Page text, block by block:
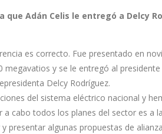
Adán Celis le entregó a Delcy
es correcto. Fue presentado en
megavatios y se le entregó al
Delcy Rodríguez.
del sistema eléctrico nacional y
cabo todos los planes del sector es a
presentar algunas propuestas de